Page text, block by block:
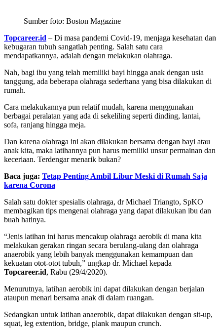
Sumber foto: Boston Magazine
Topcareer.id – Di masa pandemi Covid-19, menjaga kesehatan dan
kebugaran tubuh sangatlah penting. Salah satu cara
mendapatkannya, adalah dengan melakukan olahraga.
Nah, bagi ibu yang telah memiliki bayi hingga anak dengan usia
tanggung, ada beberapa olahraga sederhana yang bisa dilakukan di
rumah.
Cara melakukannya pun relatif mudah, karena menggunakan
berbagai peralatan yang ada di sekeliling seperti dinding, lantai,
sofa, ranjang hingga meja.
Dan karena olahraga ini akan dilakukan bersama dengan bayi atau
anak kita, maka latihannya pun harus memiliki unsur permainan dan
keceriaan. Terdengar menarik bukan?
Baca juga: Tetap Penting Ambil Libur Meski di Rumah Saja
karena Corona
Salah satu dokter spesialis olahraga, dr Michael Triangto, SpKO
membagikan tips mengenai olahraga yang dapat dilakukan ibu dan
buah hatinya.
“Jenis latihan ini harus mencakup olahraga aerobik di mana kita
melakukan gerakan ringan secara berulang-ulang dan olahraga
anaerobik yang lebih banyak menggunakan kemampuan dan
kekuatan otot-otot tubuh,” ungkap dr. Michael kepada
Topcareer.id, Rabu (29/4/2020).
Menurutnya, latihan aerobik ini dapat dilakukan dengan berjalan
ataupun menari bersama anak di dalam ruangan.
Sedangkan untuk latihan anaerobik, dapat dilakukan dengan sit-up,
squat, leg extention, bridge, plank maupun crunch.